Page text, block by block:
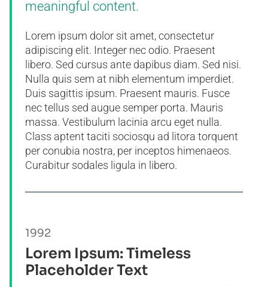
meaningful content.
Lorem ipsum dolor sit amet, consectetur
adipiscing elit. Integer nec odio. Praesent
libero. Sed cursus ante dapibus diam. Sed nisi.
Nulla quis sem at nibh elementum imperdiet.
Duis sagittis ipsum. Praesent mauris. Fusce
nec tellus sed augue semper porta. Mauris
massa. Vestibulum lacinia arcu eget nulla.
Class aptent taciti sociosqu ad litora torquent
per conubia nostra, per inceptos himenaeos.
Curabitur sodales ligula in libero.
1992
Lorem Ipsum: Timeless
Placeholder Text